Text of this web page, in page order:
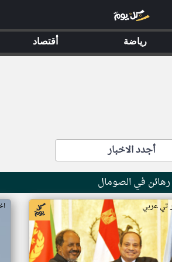
أجدد الاخبار
رهائن في الصومال
تي عربي
رياضة أقتصاد